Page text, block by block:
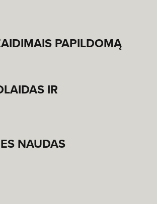
PAPILDOMĄ
IR
NAUDAS